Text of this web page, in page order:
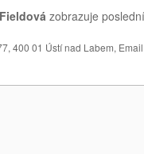
zobrazuje
400 01 Ústí nad Labem,